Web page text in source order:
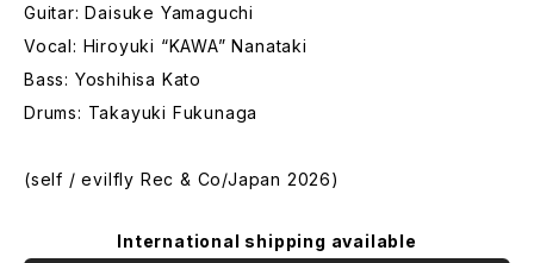
Guitar: Daisuke Yamaguchi
Vocal: Hiroyuki “KAWA” Nanataki
Bass: Yoshihisa Kato
Drums: Takayuki Fukunaga
(self / evilfly Rec & Co/Japan 2026)
International shipping available